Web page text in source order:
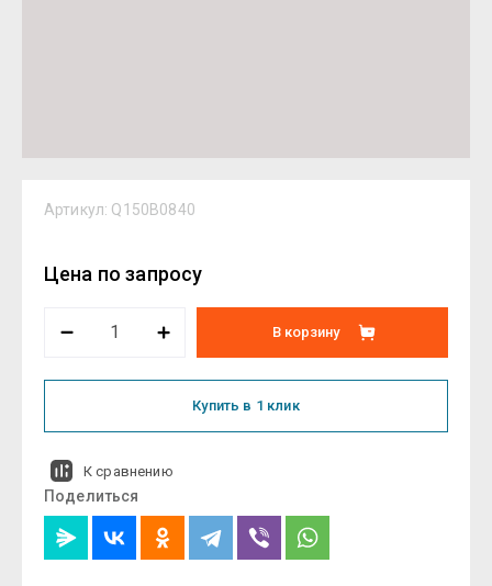
Артикул: Q150B0840
Цена по запросу
В корзину
Купить в 1 клик
К сравнению
Поделиться